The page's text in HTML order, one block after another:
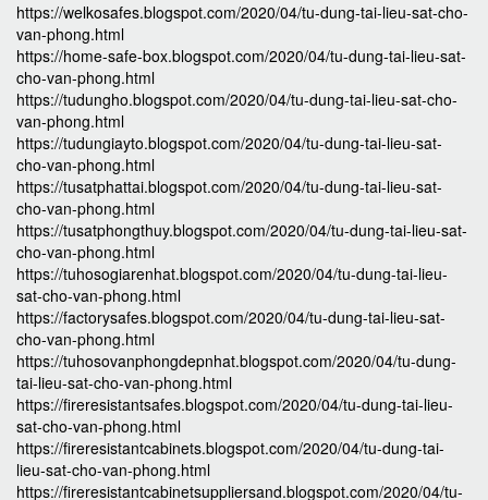
https://welkosafes.blogspot.com/2020/04/tu-dung-tai-lieu-sat-cho-
van-phong.html
https://home-safe-box.blogspot.com/2020/04/tu-dung-tai-lieu-sat-
cho-van-phong.html
https://tudungho.blogspot.com/2020/04/tu-dung-tai-lieu-sat-cho-
van-phong.html
https://tudungiayto.blogspot.com/2020/04/tu-dung-tai-lieu-sat-
cho-van-phong.html
https://tusatphattai.blogspot.com/2020/04/tu-dung-tai-lieu-sat-
cho-van-phong.html
https://tusatphongthuy.blogspot.com/2020/04/tu-dung-tai-lieu-sat-
cho-van-phong.html
https://tuhosogiarenhat.blogspot.com/2020/04/tu-dung-tai-lieu-
sat-cho-van-phong.html
https://factorysafes.blogspot.com/2020/04/tu-dung-tai-lieu-sat-
cho-van-phong.html
https://tuhosovanphongdepnhat.blogspot.com/2020/04/tu-dung-
tai-lieu-sat-cho-van-phong.html
https://fireresistantsafes.blogspot.com/2020/04/tu-dung-tai-lieu-
sat-cho-van-phong.html
https://fireresistantcabinets.blogspot.com/2020/04/tu-dung-tai-
lieu-sat-cho-van-phong.html
https://fireresistantcabinetsuppliersand.blogspot.com/2020/04/tu-